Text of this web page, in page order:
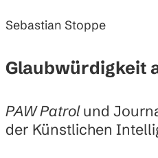
Sebastian Stoppe
Glaubwürdigkeit
PAW Patrolund
der Künstlichen